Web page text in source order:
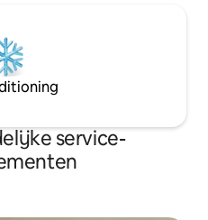
service-